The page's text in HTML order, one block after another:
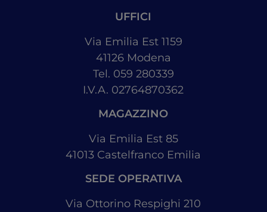
UFFICI
Via Emilia Est 1159
41126 Modena
Tel. 059 280339
I.V.A. 02764870362
MAGAZZINO
Via Emilia Est 85
41013 Castelfranco Emilia
SEDE OPERATIVA
Via Ottorino Respighi 210